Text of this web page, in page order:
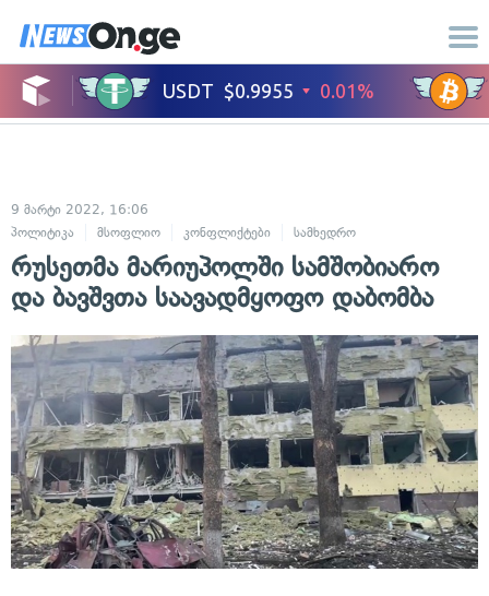
9 მარტი 2022, 16:06
პოლიტიკა
მსოფლიო კონფლიქტები სამხედრო
რუსეთმა მარიუპოლში სამშობიარო
და ბავშვთა საავადმყოფო დაბომბა